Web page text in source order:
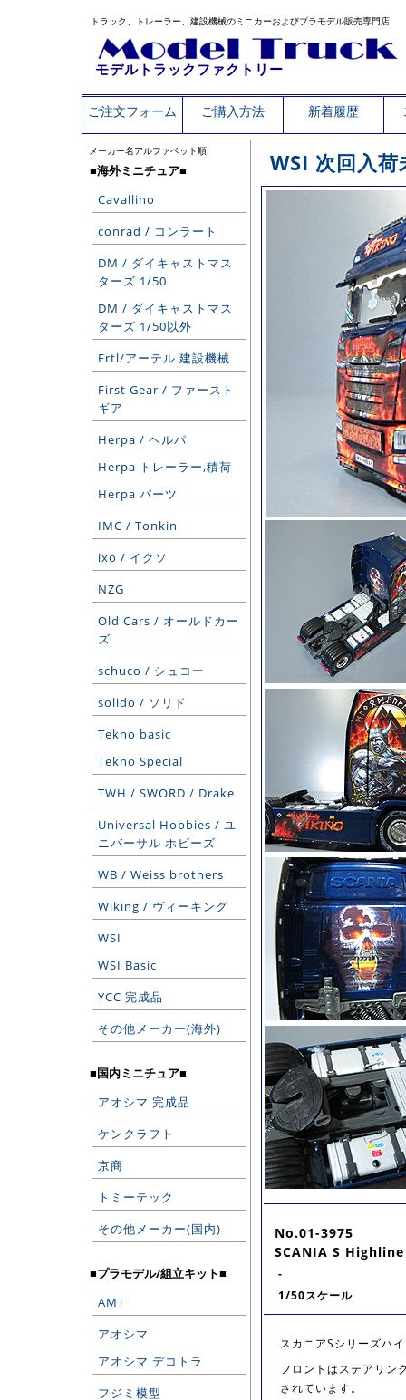
トラック、トレーラー、建設機械のミニカーおよびプラモデル販売専門店
モデルトラックファクトリー
ご注文フォーム ご購入方法 新着履歴
メーカー名アルファベット順
■海外ミニチュア■
Cavallino
conrad / コンラート
DM / ダイキャストマス
ターズ 1/50
DM / ダイキャストマス
ターズ 1/50以外
Ertl/アーテル 建設機械
First Gear / ファースト
ギア
Herpa / ヘルパ
Herpa トレーラー,積荷
Herpa パーツ
IMC / Tonkin
ixo / イクソ
NZG
Old Cars / オールドカー
ズ
schuco / シュコー
solido / ソリド
Tekno basic
Tekno Special
TWH / SWORD / Drake
Universal Hobbies / ユ
ニバーサル ホビーズ
WB / Weiss brothers
Wiking / ヴィーキング
WSI
WSI Basic
YCC 完成品
その他メーカー(海外)
■国内ミニチュア■
アオシマ 完成品
ケンクラフト
京商
トミーテック
その他メーカー(国内)
■プラモデル/組立キット■
AMT
アオシマ
アオシマ デコトラ
フジミ模型
WSI 次回入
No.01-3975
SCANIA S Highline
-
1/50スケール
スカニアSシリーズハ
フロントはステアリン
されています。